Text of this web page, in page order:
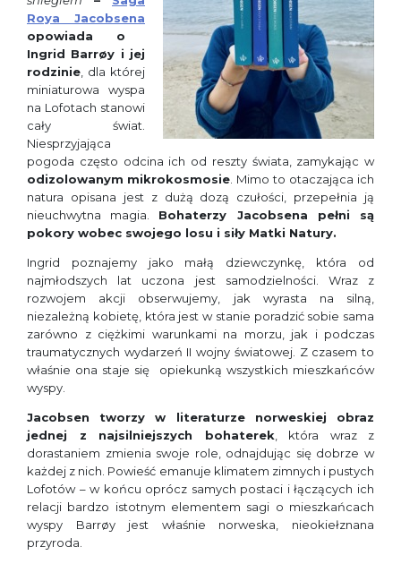
Roya Jacobsena
opowiada o
Ingrid Barrøy i jej
rodzinie , dla której
miniaturowa wyspa
na Lofotach stanowi
cały świat.
Niesprzyjająca
pogoda często odcina ich od reszty świata, zamykając w
odizolowanym mikrokosmosie . Mimo to otaczająca ich
natura opisana jest z dużą dozą czułości, przepełnia ją
nieuchwytna magia. Bohaterzy Jacobsena pełni są
pokory wobec swojego losu i siły Matki Natury.
Ingrid poznajemy jako małą dziewczynkę, która od
najmłodszych lat uczona jest samodzielności. Wraz z
rozwojem akcji obserwujemy, jak wyrasta na silną,
niezależną kobietę, która jest w stanie poradzić sobie sama
zarówno z ciężkimi warunkami na morzu, jak i podczas
traumatycznych wydarzeń II wojny światowej. Z czasem to
właśnie ona staje się opiekunką wszystkich mieszkańców
wyspy.
Jacobsen tworzy w literaturze norweskiej obraz
jednej z najsilniejszych bohaterek , która wraz z
dorastaniem zmienia swoje role, odnajdując się dobrze w
każdej z nich. Powieść emanuje klimatem zimnych i pustych
Lofotów – w końcu oprócz samych postaci i łączących ich
relacji bardzo istotnym elementem sagi o mieszkańcach
wyspy Barrøy jest właśnie norweska, nieokiełznana
przyroda.